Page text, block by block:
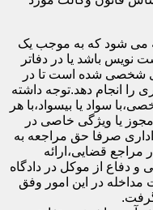
می شود که به موجب یک
نویس باشد یا در دفاتر
شخصی شده است تا در
را انجام دهد.توجه داشته
سواد یا بیسواد،با هر
یا ویژگی خاصی در
اداری صرفا حق مراجعه به
مراجع قضایی،ارائه
دفاع از موکل در دادگاه
مداخله در این امور وفق